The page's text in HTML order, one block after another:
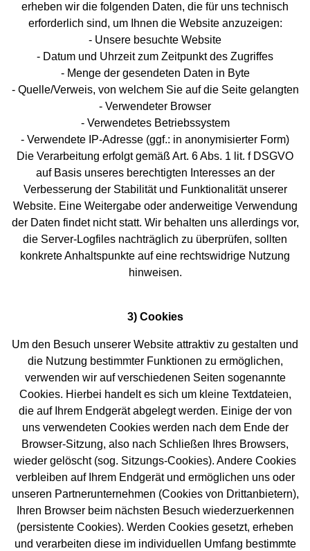
erheben wir die folgenden Daten, die für uns technisch
erforderlich sind, um Ihnen die Website anzuzeigen:
- Unsere besuchte Website
- Datum und Uhrzeit zum Zeitpunkt des Zugriffes
- Menge der gesendeten Daten in Byte
- Quelle/Verweis, von welchem Sie auf die Seite gelangten
- Verwendeter Browser
- Verwendetes Betriebssystem
- Verwendete IP-Adresse (ggf.: in anonymisierter Form)
Die Verarbeitung erfolgt gemäß Art. 6 Abs. 1 lit. f DSGVO
auf Basis unseres berechtigten Interesses an der
Verbesserung der Stabilität und Funktionalität unserer
Website. Eine Weitergabe oder anderweitige Verwendung
der Daten findet nicht statt. Wir behalten uns allerdings vor,
die Server-Logfiles nachträglich zu überprüfen, sollten
konkrete Anhaltspunkte auf eine rechtswidrige Nutzung
hinweisen.
3) Cookies
Um den Besuch unserer Website attraktiv zu gestalten und
die Nutzung bestimmter Funktionen zu ermöglichen,
verwenden wir auf verschiedenen Seiten sogenannte
Cookies. Hierbei handelt es sich um kleine Textdateien,
die auf Ihrem Endgerät abgelegt werden. Einige der von
uns verwendeten Cookies werden nach dem Ende der
Browser-Sitzung, also nach Schließen Ihres Browsers,
wieder gelöscht (sog. Sitzungs-Cookies). Andere Cookies
verbleiben auf Ihrem Endgerät und ermöglichen uns oder
unseren Partnerunternehmen (Cookies von Drittanbietern),
Ihren Browser beim nächsten Besuch wiederzuerkennen
(persistente Cookies). Werden Cookies gesetzt, erheben
und verarbeiten diese im individuellen Umfang bestimmte